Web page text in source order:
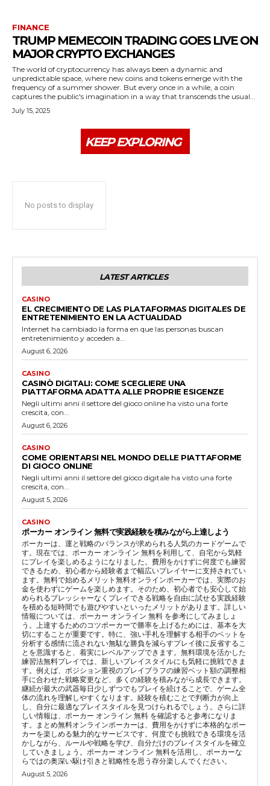
FINANCE
TRUMP MEMECOIN TRADING GOES LIVE ON
MAJOR CRYPTO EXCHANGES
The world of cryptocurrency has always been a dynamic and
unpredictable space, where new coins and tokens emerge with the
frequency of a summer shower. But every once in a while, a coin
captures the public's imagination in a way that transcends the usual...
July 15, 2025
KEEP EXPLORING
No posts to display
LATEST ARTICLES
CASINO
EL CRECIMIENTO DE LAS PLATAFORMAS DIGITALES DE
ENTRETENIMIENTO EN LA ACTUALIDAD
Internet ha cambiado la forma en que las personas buscan
entretenimiento y acceden a...
August 6, 2026
CASINO
CASINÒ DIGITALI: COME SCEGLIERE UNA
PIATTAFORMA ADATTA ALLE PROPRIE ESIGENZE
Negli ultimi anni il settore del gioco online ha visto una forte
crescita, con...
August 6, 2026
CASINO
COME ORIENTARSI NEL MONDO DELLE PIATTAFORME
DI GIOCO ONLINE
Negli ultimi anni il settore del gioco digitale ha visto una forte
crescita, con...
August 5, 2026
CASINO
ポーカー オンライン 無料で実践経験を積みながら上達しよう
ポーカーは、運と戦略のバランスが求められる人気のカードゲームで
す。現在では、ポーカー オンライン 無料を利用して、自宅から気軽
にプレイを楽しめるようになりました。費用をかけずに何度でも練習
できるため、初心者から経験者まで幅広いプレイヤーに支持されてい
ます。無料で始めるメリット無料オンラインポーカーでは、実際のお
金を使わずにゲームを楽しめます。そのため、初心者でも安心して始
められるプレッシャーなくプレイできる戦略を自由に試せる実践経験
を積める短時間でも遊びやすいといったメリットがあります。詳しい
情報については、ポーカー オンライン 無料 を参考にしてみましょ
う。上達するためのコツポーカーで勝率を上げるためには、基本を大
切にすることが重要です。特に、強い手札を理解する相手のベットを
分析する感情に流されない無駄な勝負を減らすプレイ後に反省するこ
とを意識すると、着実にレベルアップできます。無料環境を活かした
練習法無料プレイでは、新しいプレイスタイルにも気軽に挑戦できま
す。例えば、ポジション重視のプレイブラフの練習ベット額の調整相
手に合わせた戦略変更など、多くの経験を積みながら成長できます。
継続が最大の武器毎日少しずつでもプレイを続けることで、ゲーム全
体の流れを理解しやすくなります。経験を積むことで判断力が向上
し、自分に最適なプレイスタイルを見つけられるでしょう。さらに詳
しい情報は、ポーカー オンライン 無料 を確認すると参考になりま
す。まとめ無料オンラインポーカーは、費用をかけずに本格的なポー
カーを楽しめる魅力的なサービスです。何度でも挑戦できる環境を活
かしながら、ルールや戦略を学び、自分だけのプレイスタイルを確立
していきましょう。ポーカー オンライン 無料を活用し、ポーカーな
らではの奥深い駆け引きと戦略性を思う存分楽しんでください。
August 5, 2026